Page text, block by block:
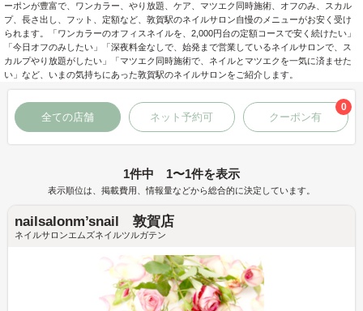
ーポンが豊富で、ワンカラー、やり放題、ケア、マツエク同時施術、オフのみ、スカル
プ、長さ出し、フット、定額など、敦賀駅のネイルサロン自慢のメニューがお安く受け
られます。「ワンカラーのオフィスネイルを、2,000円台の定額コースで安く続けたい」
「今日オフのみしたい」「深夜料金なしで、始発まで営業しているネイルサロンで、ス
カルプやり放題がしたい」「マツエク同時施術で、ネイルとマツエクを一気に済ませた
い」など、いまの気持ちにあった敦賀駅のネイルサロンをご紹介します。
全ての店舗 ネット予約可 クーポン有
0
1件中 1〜1件を表示
表示順位は、掲載費用、情報量などから総合的に決定しています。
nailsalonm’snail 敦賀店
ネイルサロンエムズネイルツルガテン